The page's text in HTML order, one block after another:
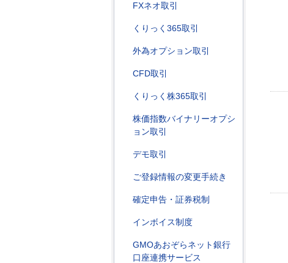
FXネオ取引
くりっく365取引
外為オプション取引
CFD取引
くりっく株365取引
株価指数バイナリーオプシ
ョン取引
デモ取引
ご登録情報の変更手続き
確定申告・証券税制
インボイス制度
GMOあおぞらネット銀行
口座連携サービス